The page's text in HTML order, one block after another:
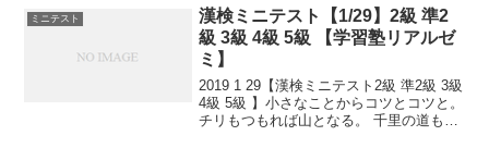
の後5年間に及ぶ旅行中に...
ミニテスト
漢検ミニテスト【1/29】2級 準2
級 3級 4級 5級 【学習塾リアルゼ
ミ】
2019 1 29【漢検ミニテスト2級 準2級 3級
4級 5級 】小さなことからコツとコツと。
チリもつもれば山となる。 千里の道も一